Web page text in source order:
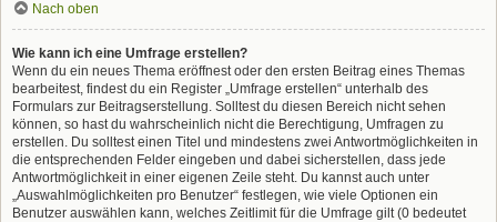
Nach oben
Wie kann ich eine Umfrage erstellen?
Wenn du ein neues Thema eröffnest oder den ersten Beitrag eines Themas
bearbeitest, findest du ein Register „Umfrage erstellen“ unterhalb des
Formulars zur Beitragserstellung. Solltest du diesen Bereich nicht sehen
können, so hast du wahrscheinlich nicht die Berechtigung, Umfragen zu
erstellen. Du solltest einen Titel und mindestens zwei Antwortmöglichkeiten in
die entsprechenden Felder eingeben und dabei sicherstellen, dass jede
Antwortmöglichkeit in einer eigenen Zeile steht. Du kannst auch unter
„Auswahlmöglichkeiten pro Benutzer“ festlegen, wie viele Optionen ein
Benutzer auswählen kann, welches Zeitlimit für die Umfrage gilt (0 bedeutet